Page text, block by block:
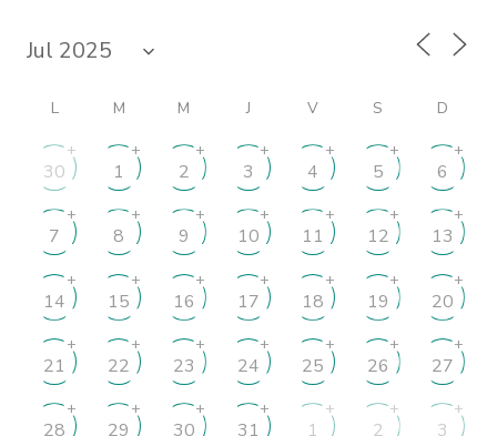
L M M J V S D
30
+
1
+
2
+
3
+
4
+
5
+
6
+
7
+
8
+
9
+
10
+
11
+
12
+
13
+
14
+
15
+
16
+
17
+
18
+
19
+
20
+
21
+
22
+
23
+
24
+
25
+
26
+
27
+
28
+
29
+
30
+
31
+
1
+
2
+
3
+